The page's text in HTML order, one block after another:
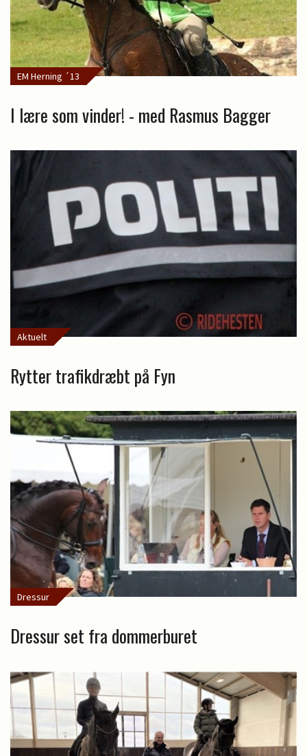
EM Herning ´13
I lære som vinder! - med Rasmus Bagger
Aktuelt
Rytter trafikdræbt på Fyn
Dressur
Dressur set fra dommerburet